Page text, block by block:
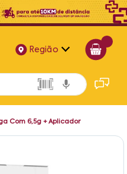
Região
Alagoas
Bahia
Com 6,5g + Aplicador